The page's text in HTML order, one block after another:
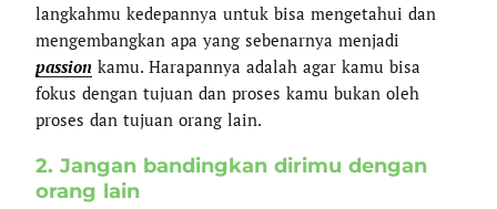
langkahmu kedepannya untuk bisa mengetahui dan
mengembangkan apa yang sebenarnya menjadi
passion kamu. Harapannya adalah agar kamu bisa
fokus dengan tujuan dan proses kamu bukan oleh
proses dan tujuan orang lain.
2. Jangan bandingkan dirimu dengan
orang lain